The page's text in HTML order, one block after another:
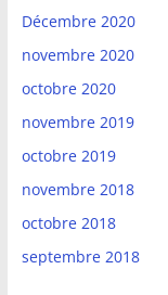
Décembre 2020
novembre 2020
octobre 2020
novembre 2019
octobre 2019
novembre 2018
octobre 2018
septembre 2018